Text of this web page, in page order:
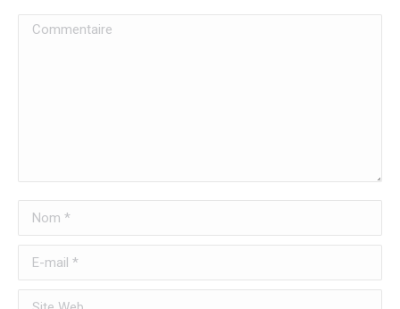
Commentaire
Nom *
E-mail *
Site Web